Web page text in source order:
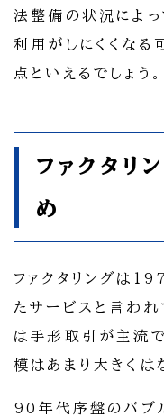
法整備の状況によっ
利用がしにくくなる
点といえるでしょう。
ファクタリ
め
ファクタリングは
たサービスと言わ
は手形取引が主流で
模はあまり大きくは
90年代序盤のバブ